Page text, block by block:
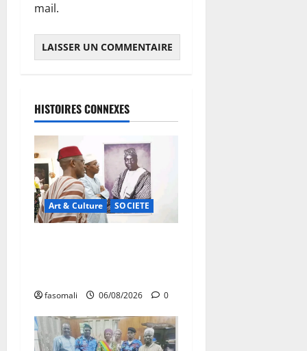
mail.
HISTOIRES CONNEXES
Art & Culture SOCIETE
fasomali 06/08/2026 0